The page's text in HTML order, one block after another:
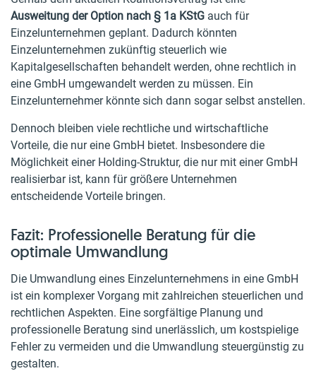
Ausweitung der Option nach § 1a KStG auch für
Einzelunternehmen geplant. Dadurch könnten
Einzelunternehmen zukünftig steuerlich wie
Kapitalgesellschaften behandelt werden, ohne rechtlich in
eine GmbH umgewandelt werden zu müssen. Ein
Einzelunternehmer könnte sich dann sogar selbst anstellen.
Dennoch bleiben viele rechtliche und wirtschaftliche
Vorteile, die nur eine GmbH bietet. Insbesondere die
Möglichkeit einer Holding-Struktur, die nur mit einer GmbH
realisierbar ist, kann für größere Unternehmen
entscheidende Vorteile bringen.
Fazit: Professionelle Beratung für die
optimale Umwandlung
Die Umwandlung eines Einzelunternehmens in eine GmbH
ist ein komplexer Vorgang mit zahlreichen steuerlichen und
rechtlichen Aspekten. Eine sorgfältige Planung und
professionelle Beratung sind unerlässlich, um kostspielige
Fehler zu vermeiden und die Umwandlung steuergünstig zu
gestalten.